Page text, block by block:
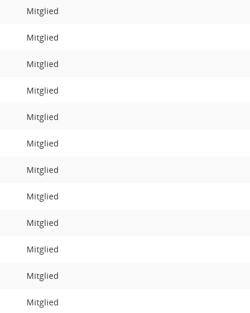
Mitglied
Mitglied
Mitglied
Mitglied
Mitglied
Mitglied
Mitglied
Mitglied
Mitglied
Mitglied
Mitglied
Mitglied